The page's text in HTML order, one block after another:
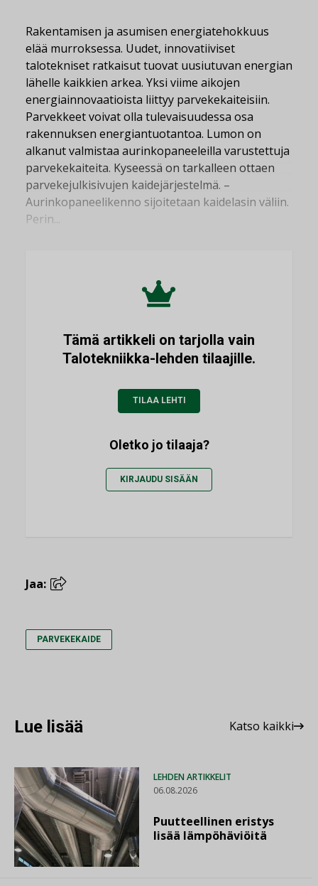
Rakentamisen ja asumisen energiatehokkuus
elää murroksessa. Uudet, innovatiiviset
talotekniset ratkaisut tuovat uusiutuvan energian
lähelle kaikkien arkea. Yksi viime aikojen
energiainnovaatioista liittyy parvekekaiteisiin.
Parvekkeet voivat olla tulevaisuudessa osa
rakennuksen energiantuotantoa. Lumon on
alkanut valmistaa aurinkopaneeleilla varustettuja
parvekekaiteita. Kyseessä on tarkalleen ottaen
parvekejulkisivujen kaidejärjestelmä. –
Aurinkopaneelikenno sijoitetaan kaidelasin väliin.
Perin...
Tämä artikkeli on tarjolla vain
Talotekniikka-lehden tilaajille.
TILAA LEHTI
Oletko jo tilaaja?
KIRJAUDU SISÄÄN
Jaa:
PARVEKEKAIDE
Lue lisää Katso kaikki
LEHDEN ARTIKKELIT
06.08.2026
Puutteellinen eristys
lisää lämpöhäviöitä